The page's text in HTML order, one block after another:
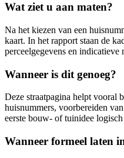
Wat ziet u aan maten?
Na het kiezen van een
kaart. In het rapport staan de
perceelgegevens en indicatieve
Wanneer is dit genoeg?
Deze straatpagina helpt vooral
huisnummers, voorbereiden
eerste bouw- of tuinidee logisch
Wanneer formeel laten